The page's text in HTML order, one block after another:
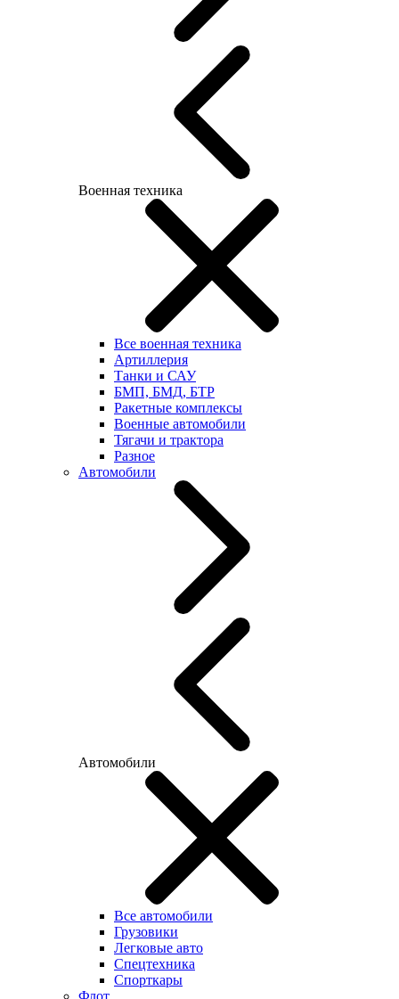
Военная техника
Все военная техника
Артиллерия
Танки и САУ
БМП, БМД, БТР
Ракетные комплексы
Военные автомобили
Тягачи и трактора
Разное
Автомобили
Автомобили
Все автомобили
Грузовики
Легковые авто
Спецтехника
Спорткары
Флот